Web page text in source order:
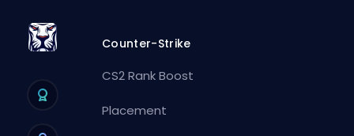
Counter-Strike
CS2 Rank Boost
Placement